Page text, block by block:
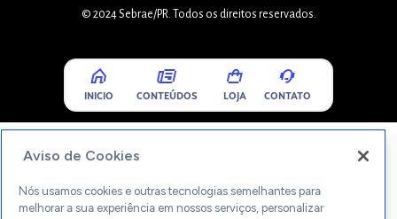
© 2024 Sebrae/PR. Todos os direitos reservados.
INICIO CONTEÚDOS LOJA CONTATO
Aviso de Cookies
Nós usamos cookies e outras tecnologias semelhantes para
melhorar a sua experiência em nossos serviços, personalizar